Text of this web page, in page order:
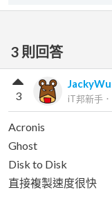
3 則回答
JackyWu
iT邦新手 ．
3
Acronis
Ghost
Disk to Disk
直接複製速度很快